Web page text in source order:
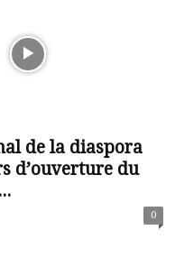
de la diaspora
d’ouverture du
0